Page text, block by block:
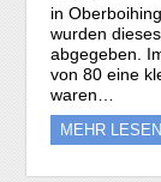
in
wurden
abgegeben.
von 80 eine
waren…
MEHR LESEN